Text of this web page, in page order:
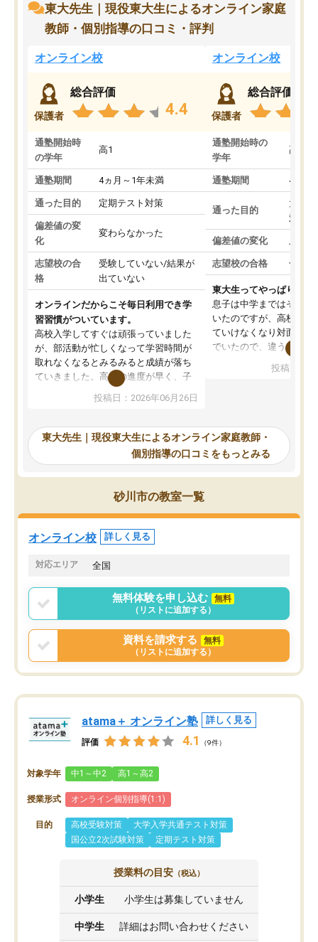
東大先生｜現役東大生によるオンライン家庭
教師・個別指導の口コミ・評判
オンライン校
保護者
総合評価
4.4
通塾開始時
の学年
高1
通塾期間 4ヵ月～1年未満
通った目的 定期テスト対策
偏差値の変
化
変わらなかった
志望校の合
格
受験していない/結果が
出ていない
オンラインだからこそ毎日利用でき学
習習慣がついています。
高校入学してすぐは頑張っていました
が、部活動が忙しくなって学習時間が
取れなくなるとみるみると成績が落ち
ていきました。高校の進度が早く、子
供も家に帰って勉強の話すると嫌な反
応を示します。東大先生にお願いして
れるので、親としても安心です。毎日
使える自習室とかもあり、わからない
ところがあれば先生が回答してくれる
のも重宝しています。
投稿日：2026年06月26日
オンライン校
保護者
総合評価
通塾開始時の
学年
高3
通塾期間 4ヵ月
通った目的
大学
対策
偏差値の変化
志望校の合格 合格
東大生ってやっぱりすご
息子は中学まではそこそ
いたのですが、高校に入
ていけなくなり対面の塾
でいたので、違うアプロ
で、当初は模試でD判定
自習室が毎日使えていつ
るのが心強かったよう
謝です。
投稿日：
東大先生｜現役東大生によるオンライン家庭教師・
個別指導の口コミをもっとみる
砂川市の教室一覧
オンライン校 詳しく見る
対応エリア 全国
無料体験を申し込む
無料
（リストに追加する）
資料を請求する
無料
（リストに追加する）
atama＋ オンライン塾 詳しく見る
評価 4.1 （9件）
対象学年 中1～中2 高1～高2
授業形式 オンライン個別指導(1:1)
目的 高校受験対策
大学入学共通テスト対策
国公立2次試験対策
定期テスト対策
授業料の目安 （税込）
小学生 小学生は募集していません
中学生 詳細はお問い合わせください